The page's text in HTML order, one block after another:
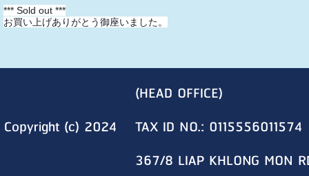
*** Sold out ***
お買い上げありがとう御座いました。
Copyright (c) 2024
(HEAD OFFICE)
TAX ID NO.: 0115556011574
367/8 LIAP KHLONG MON